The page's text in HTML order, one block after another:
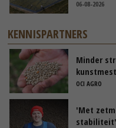
06-08-2026
KENNISPARTNERS
Minder
OCI AGRO
'Met
stabiliteit'